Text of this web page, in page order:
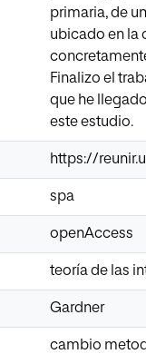
primaria, de
ubicado en la
Finalizo el
que he
este estudio.
https://
spa
openAccess
teoría de las
Gardner
cambio